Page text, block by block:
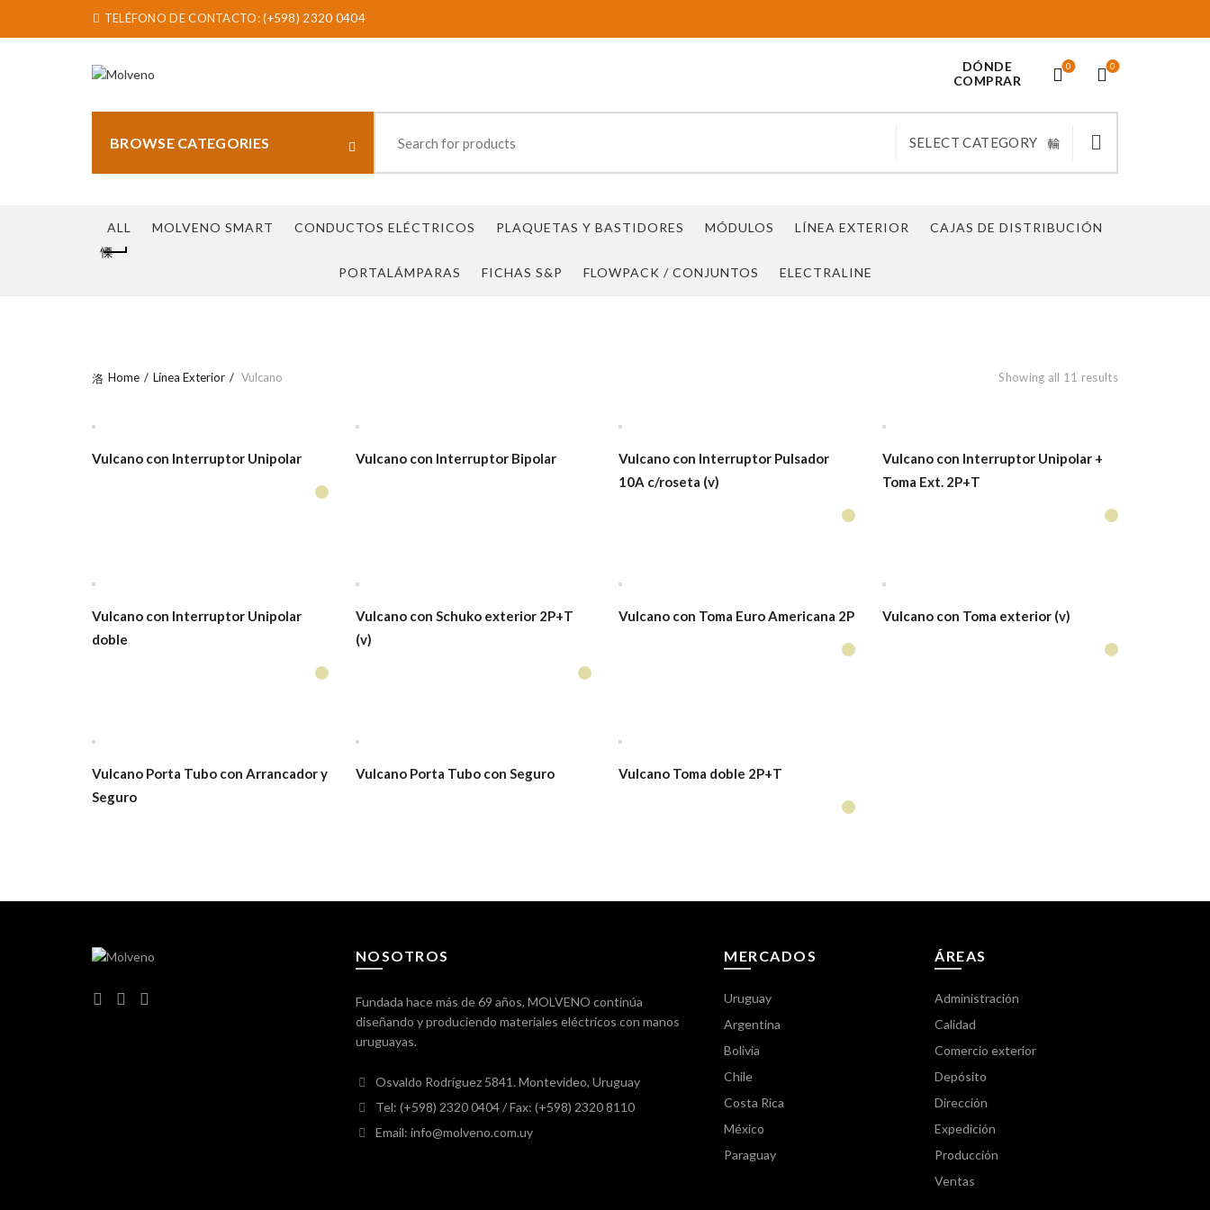
TELÉFONO DE CONTACTO:(+598) 2320 0404
DÓNDE
COMPRAR
0 0
BROWSE CATEGORIES SELECT CATEGORY
ALL MOLVENO SMART CONDUCTOS ELÉCTRICOS PLAQUETAS Y BASTIDORES MÓDULOS LÍNEA EXTERIOR CAJAS DE DISTRIBUCIÓN
PORTALÁMPARAS FICHAS S&P FLOWPACK / CONJUNTOS ELECTRALINE
Home Línea Exterior Vulcano Showing all 11 results
Vulcano con Interruptor Unipolar Vulcano con Interruptor Bipolar
Vulcano con Interruptor Pulsador
10A c/roseta (v)
Vulcano con Interruptor Unipolar +
Toma Ext. 2P+T
Vulcano con Interruptor Unipolar
doble
Vulcano con Schuko exterior 2P+T
(v)
Vulcano con Toma Euro Americana 2P Vulcano con Toma exterior (v)
Vulcano Porta Tubo con Arrancador y
Seguro
Vulcano Porta Tubo con Seguro Vulcano Toma doble 2P+T
NOSOTROS
Fundada hace más de 69 años, MOLVENO continúa
diseñando y produciendo materiales eléctricos con manos
uruguayas.
Osvaldo Rodríguez 5841. Montevideo, Uruguay
Tel: (+598) 2320 0404/ Fax: (+598) 2320 8110
Email: info@molveno.com.uy
MERCADOS
Uruguay
Argentina
Bolivia
Chile
Costa Rica
México
Paraguay
ÁREAS
Administración
Calidad
Comercio exterior
Depósito
Dirección
Expedición
Producción
Ventas